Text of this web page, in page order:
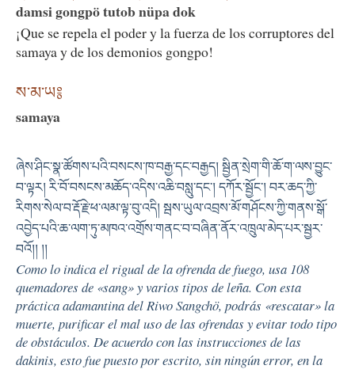
damsi gongpö tutob nüpa dok
¡Que se repela el poder y la fuerza de los corruptores del
samaya y de los demonios gongpo!
ས་མ་ཡ༔
samaya
ཞེས་ཤིང་སྣ་ཚོགས་པའི་བསངས་ཁ་བརྒྱ་དང་བརྒྱད། སྦྱིན་སྲེག་གི་ཆོ་ག་ལས་བྱུང་
བ་ལྟར། རི་བོ་བསངས་མཆོད་འདིས་འཆི་བསླུ་དང་། དཀོར་སྦྱོང་། བར་ཆད་ཀྱི་
རིགས་སེལ་བ་རྡོ་རྗེ་ཕ་ལམ་ལྟ་བུ་འདི། སྦས་ཡུལ་འབྲས་མོ་གཤོངས་ཀྱི་གནས་སྒོ་
འབྱེད་པའི་ཆ་ལག་ཏུ་མཁའ་འགྲོས་གནང་བ་བཞིན་ནོར་འཁྲུལ་མེད་པར་སྦྱར་
བའོ།། །།
Como lo indica el rigual de la ofrenda de fuego, usa 108
quemadores de «sang» y varios tipos de leña. Con esta
práctica adamantina del Riwo Sangchö, podrás «rescatar» la
muerte, purificar el mal uso de las ofrendas y evitar todo tipo
de obstáculos. De acuerdo con las instrucciones de las
dakinis, esto fue puesto por escrito, sin ningún error, en la